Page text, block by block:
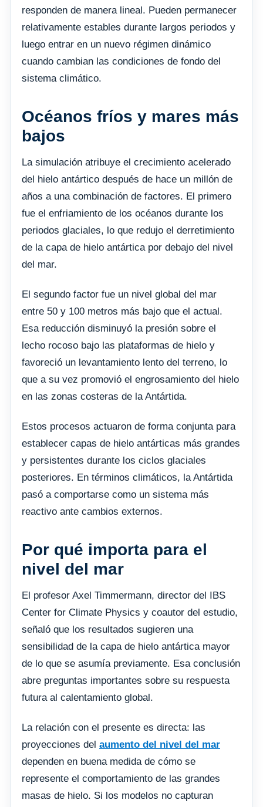
responden de manera lineal. Pueden permanecer
relativamente estables durante largos periodos y
luego entrar en un nuevo régimen dinámico
cuando cambian las condiciones de fondo del
sistema climático.
Océanos fríos y mares más
bajos
La simulación atribuye el crecimiento acelerado
del hielo antártico después de hace un millón de
años a una combinación de factores. El primero
fue el enfriamiento de los océanos durante los
periodos glaciales, lo que redujo el derretimiento
de la capa de hielo antártica por debajo del nivel
del mar.
El segundo factor fue un nivel global del mar
entre 50 y 100 metros más bajo que el actual.
Esa reducción disminuyó la presión sobre el
lecho rocoso bajo las plataformas de hielo y
favoreció un levantamiento lento del terreno, lo
que a su vez promovió el engrosamiento del hielo
en las zonas costeras de la Antártida.
Estos procesos actuaron de forma conjunta para
establecer capas de hielo antárticas más grandes
y persistentes durante los ciclos glaciales
posteriores. En términos climáticos, la Antártida
pasó a comportarse como un sistema más
reactivo ante cambios externos.
Por qué importa para el
nivel del mar
El profesor Axel Timmermann, director del IBS
Center for Climate Physics y coautor del estudio,
señaló que los resultados sugieren una
sensibilidad de la capa de hielo antártica mayor
de lo que se asumía previamente. Esa conclusión
abre preguntas importantes sobre su respuesta
futura al calentamiento global.
La relación con el presente es directa: las
proyecciones del aumento del nivel del mar
dependen en buena medida de cómo se
represente el comportamiento de las grandes
masas de hielo. Si los modelos no capturan